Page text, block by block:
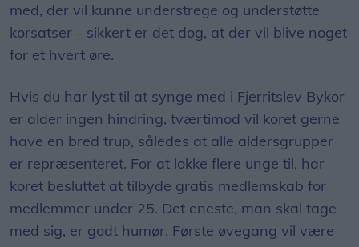
med, der vil kunne understrege og understøtte
korsatser - sikkert er det dog, at der vil blive noget
for et hvert øre.
Hvis du har lyst til at synge med i Fjerritslev Bykor
er alder ingen hindring, tværtimod vil koret gerne
have en bred trup, således at alle aldersgrupper
er repræsenteret. For at lokke flere unge til, har
koret besluttet at tilbyde gratis medlemskab for
medlemmer under 25. Det eneste, man skal tage
med sig, er godt humør. Første øvegang vil være